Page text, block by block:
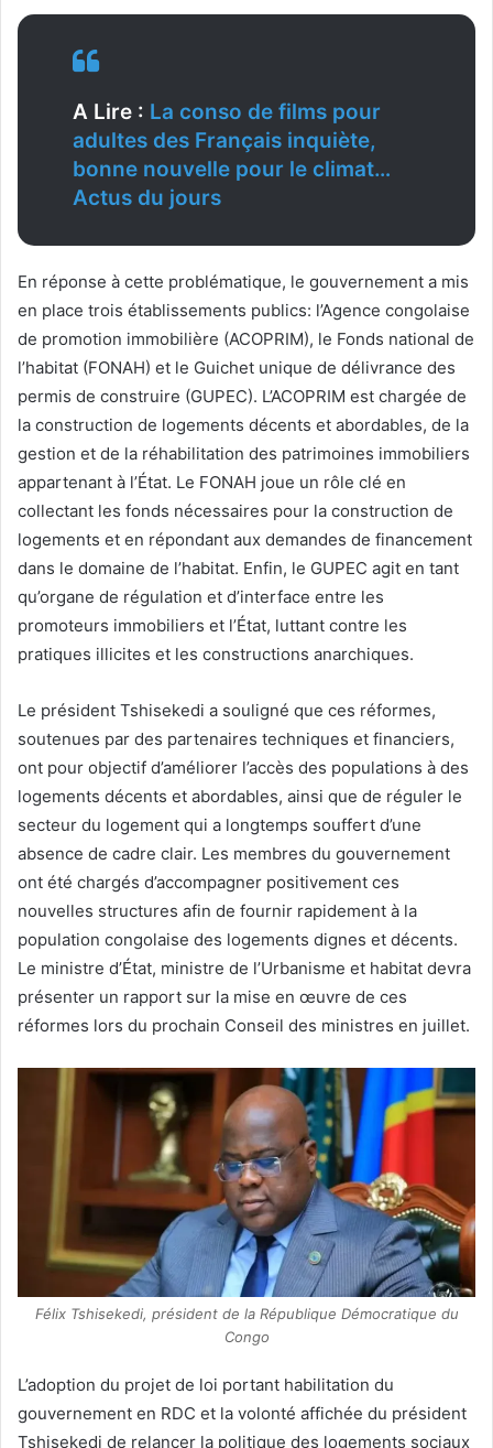
A Lire : La conso de films pour
adultes des Français inquiète,
bonne nouvelle pour le climat…
Actus du jours
En réponse à cette problématique, le gouvernement a mis
en place trois établissements publics: l’Agence congolaise
de promotion immobilière (ACOPRIM), le Fonds national de
l’habitat (FONAH) et le Guichet unique de délivrance des
permis de construire (GUPEC). L’ACOPRIM est chargée de
la construction de logements décents et abordables, de la
gestion et de la réhabilitation des patrimoines immobiliers
appartenant à l’État. Le FONAH joue un rôle clé en
collectant les fonds nécessaires pour la construction de
logements et en répondant aux demandes de financement
dans le domaine de l’habitat. Enfin, le GUPEC agit en tant
qu’organe de régulation et d’interface entre les
promoteurs immobiliers et l’État, luttant contre les
pratiques illicites et les constructions anarchiques.
Le président Tshisekedi a souligné que ces réformes,
soutenues par des partenaires techniques et financiers,
ont pour objectif d’améliorer l’accès des populations à des
logements décents et abordables, ainsi que de réguler le
secteur du logement qui a longtemps souffert d’une
absence de cadre clair. Les membres du gouvernement
ont été chargés d’accompagner positivement ces
nouvelles structures afin de fournir rapidement à la
population congolaise des logements dignes et décents.
Le ministre d’État, ministre de l’Urbanisme et habitat devra
présenter un rapport sur la mise en œuvre de ces
réformes lors du prochain Conseil des ministres en juillet.
Félix Tshisekedi, président de la République Démocratique du
Congo
L’adoption du projet de loi portant habilitation du
gouvernement en RDC et la volonté affichée du président
Tshisekedi de relancer la politique des logements sociaux